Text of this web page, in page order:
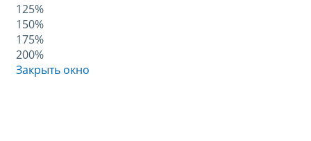
125%
150%
175%
200%
Закрыть окно